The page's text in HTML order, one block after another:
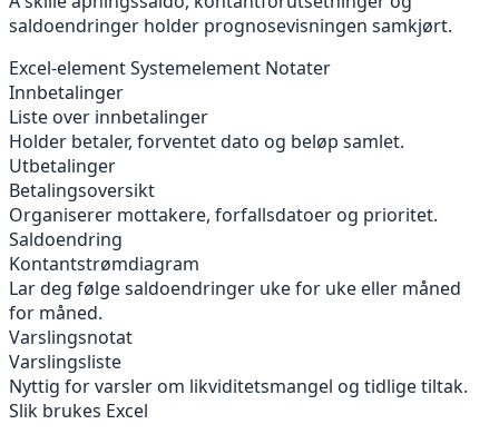
saldoendringer holder prognosevisningen samkjørt.
Excel-elementSystemelement Notater
Innbetalinger
Liste over innbetalinger
Holder betaler, forventet dato og beløp samlet.
Utbetalinger
Betalingsoversikt
Organiserer mottakere, forfallsdatoer og prioritet.
Saldoendring
Kontantstrømdiagram
Lar deg følge saldoendringer uke for uke eller måned
for måned.
Varslingsnotat
Varslingsliste
Nyttig for varsler om likviditetsmangel og tidlige tiltak.
Slik brukes Excel